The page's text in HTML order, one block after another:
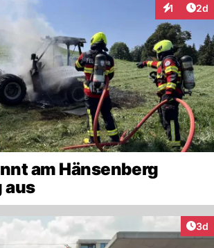
1 2d
am Hänsenberg
aus
3d